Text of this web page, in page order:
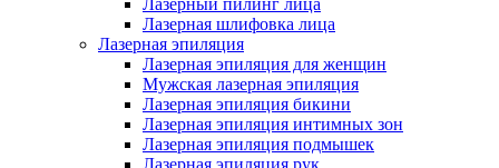
Лазерный пилинг лица
Лазерная шлифовка лица
Лазерная эпиляция
Лазерная эпиляция для женщин
Мужская лазерная эпиляция
Лазерная эпиляция бикини
Лазерная эпиляция интимных зон
Лазерная эпиляция подмышек
Лазерная эпиляция рук